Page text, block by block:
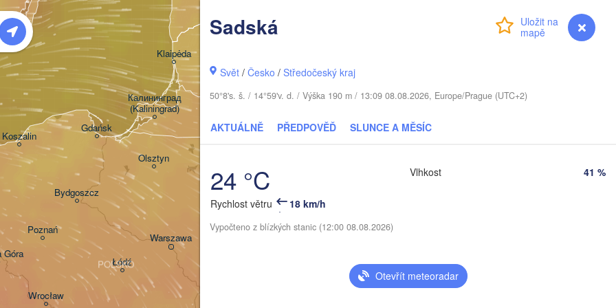
myVentusky Předpověď
Sadská
Svět /Česko /Středočeský kraj
50°8's. š. / 14°59'v. d. / Výška 190 m / 13:09 08.08.2026, Europe/Prague (UTC+2)
AKTUÁLNĚ PŘEDPOVĚĎ SLUNCE A MĚSÍC
24 °C
Rychlost větru 18 km/h
Vlhkost 41 %
Vypočteno z blízkých stanic (12:00 08.08.2026)
Otevřít meteoradar
Warszawa
Łódź
Wrocław
Poznań
Olsztyn
Koszalin
Klaipėda
Góra
Gdańsk
Калининград
(Kaliningrad)
Bydgoszcz
POLSKO
Бабруйск
Пінск
Смоленск
(Smolensk)
Брэст
BĚLORUSKO
Брянск